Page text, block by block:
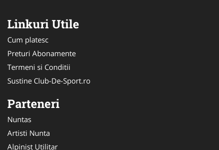
Linkuri Utile
Cum platesc
Preturi Abonamente
Termeni si Conditii
Sustine Club-De-Sport.ro
Parteneri
Nuntas
Artisti Nunta
Alpinist Utilitar